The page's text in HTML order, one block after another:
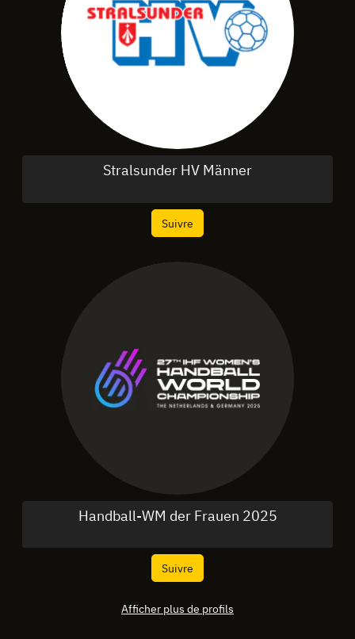
Stralsunder HV Männer
Suivre
Handball-WM der Frauen 2025
Suivre
Afficher plus de profils